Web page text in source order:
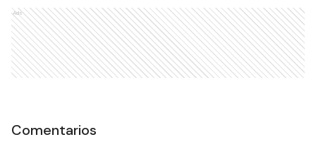
Ads
Comentarios